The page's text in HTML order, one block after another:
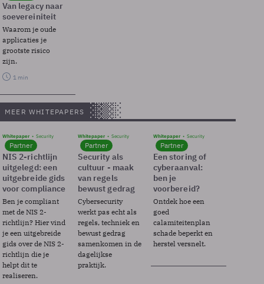
Van legacy naar
soevereiniteit
Waarom je oude
applicaties je
grootste risico
zijn.
1 min
MEER WHITEPAPERS
Whitepaper Security
Partner
NIS 2-richtlijn
uitgelegd: een
uitgebreide gids
voor compliance
Ben je compliant
met de NIS 2-
richtlijn? Hier vind
je een uitgebreide
gids over de NIS 2-
richtlijn die je
helpt dit te
realiseren.
Whitepaper Security
Partner
Security als
cultuur - maak
van regels
bewust gedrag
Cybersecurity
werkt pas echt als
regels, techniek en
bewust gedrag
samenkomen in de
dagelijkse
praktijk.
Whitepaper Security
Partner
Een storing of
cyberaanval:
ben je
voorbereid?
Ontdek hoe een
goed
calamiteitenplan
schade beperkt en
herstel versnelt.